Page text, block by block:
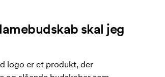
skal jeg
logo er et produkt, der